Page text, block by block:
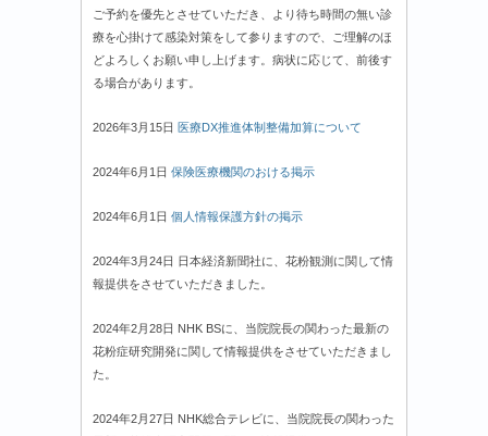
ご予約を優先とさせていただき、より待ち時間の無い診
療を心掛けて感染対策をして参りますので、ご理解のほ
どよろしくお願い申し上げます。病状に応じて、前後す
る場合があります。
2026年3月15日 医療DX推進体制整備加算について
2024年6月1日 保険医療機関のおける掲示
2024年6月1日 個人情報保護方針の掲示
2024年3月24日 日本経済新聞社に、花粉観測に関して情
報提供をさせていただきました。
2024年2月28日 NHK BSに、当院院長の関わった最新の
花粉症研究開発に関して情報提供をさせていただきまし
た。
2024年2月27日 NHK総合テレビに、当院院長の関わった